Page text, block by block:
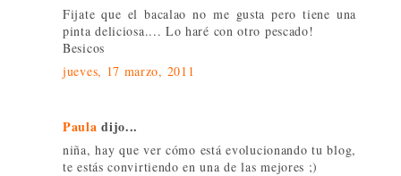
Fijate que el bacalao no me gusta pero tiene una
pinta deliciosa.... Lo haré con otro pescado!
Besicos
jueves, 17 marzo, 2011
Paula dijo...
niña, hay que ver cómo está evolucionando tu blog,
te estás convirtiendo en una de las mejores ;)